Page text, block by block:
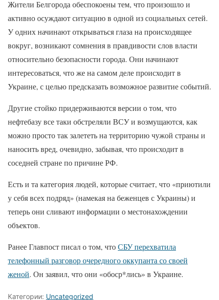
Жители Белгорода обеспокоены тем, что произошло и
активно осуждают ситуацию в одной из социальных сетей.
У одних начинают открываться глаза на происходящее
вокруг, возникают сомнения в правдивости слов власти
относительно безопасности города. Они начинают
интересоваться, что же на самом деле происходит в
Украине, с целью предсказать возможное развитие событий.
Другие стойко придерживаются версии о том, что
нефтебазу все таки обстреляли ВСУ и возмущаются, как
можно просто так залететь на территорию чужой страны и
наносить вред, очевидно, забывая, что происходит в
соседней стране по причине РФ.
Есть и та категория людей, которые считает, что «приютили
у себя всех подряд» (намекая на беженцев с Украины) и
теперь они сливают информации о местонахождении
объектов.
Ранее Главпост писал о том, чтоСБУ перехватила
телефонный разговор очередного оккупанта со своей
женой. Он заявил, что они «обоср*лись» в Украине.
Категории: Uncategorized